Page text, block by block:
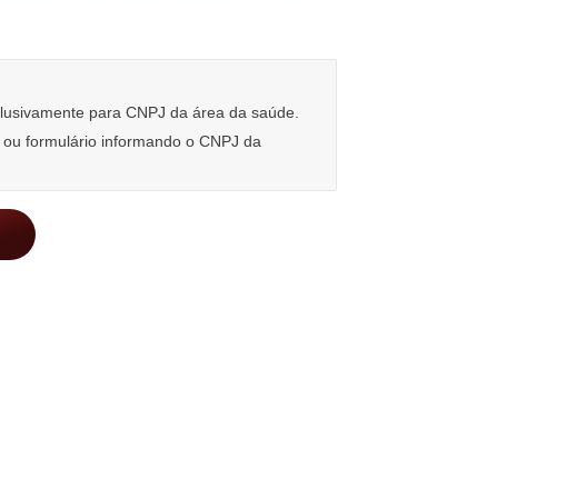
para CNPJ da área da saúde.
formulário informando o CNPJ da